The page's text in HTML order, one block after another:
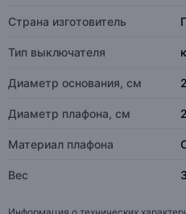
Страна изготовитель
Тип выключателя
Диаметр основания, см
Диаметр плафона, см
Материал плафона
Вес